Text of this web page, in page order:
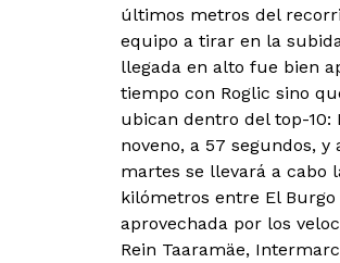
últimos metros del
equipo a tirar en la
llegada en alto fue bien
tiempo con Roglic sino
ubican dentro del top-10:
noveno, a 57 segundos,
martes se llevará a cabo
kilómetros entre El
aprovechada por los
Rein Taaramäe,